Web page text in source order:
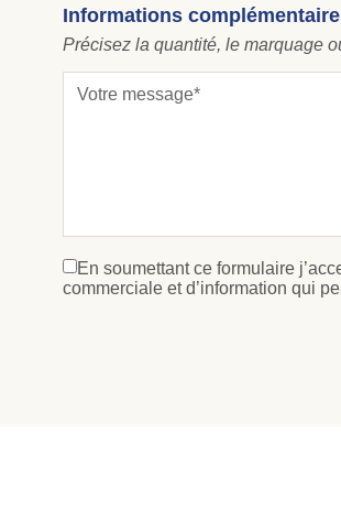
Informations
Précisez la quantité, le marquage
En soumettant ce formulaire
commerciale et d’information qui